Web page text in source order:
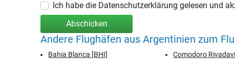
Ich habe die Datenschutzerklärung gelesen und
Abschicken
Andere Flughäfen aus Argentinien zum
Bahia Blanca [BHI]
Comodoro